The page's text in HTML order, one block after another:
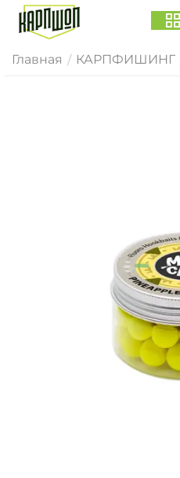
Главная / КАРПФИШИНГ